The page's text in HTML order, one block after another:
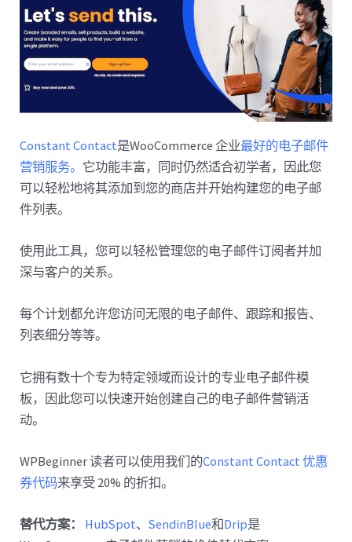
Constant Contact是WooCommerce 企业最好的电子邮件
营销服务。 它功能丰富，同时仍然适合初学者，因此您
可以轻松地将其添加到您的商店并开始构建您的电子邮
件列表。
使用此工具，您可以轻松管理您的电子邮件订阅者并加
深与客户的关系。
每个计划都允许您访问无限的电子邮件、跟踪和报告、
列表细分等等。
它拥有数十个专为特定领域而设计的专业电子邮件模
板，因此您可以快速开始创建自己的电子邮件营销活
动。
WPBeginner 读者可以使用我们的Constant Contact 优惠
券代码来享受 20% 的折扣。
替代方案： HubSpot、SendinBlue和Drip是